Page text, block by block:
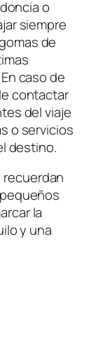
o
siempre
de
caso de
contactar
del viaje
o servicios
destino.
recuerdan
la
y una